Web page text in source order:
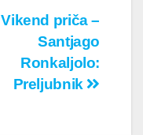
Vikend priča –
Santjago
Ronkaljolo:
Preljubnik